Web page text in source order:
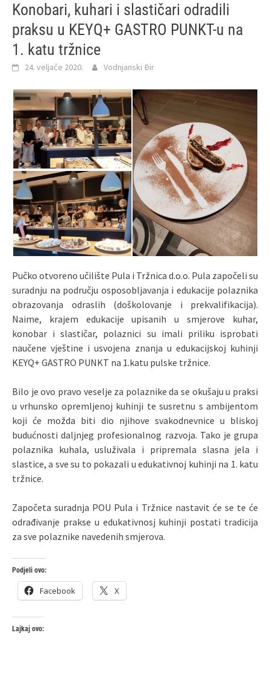
Konobari, kuhari i slastičari odradili
praksu u KEYQ+ GASTRO PUNKT-u na
1. katu tržnice
24. veljače 2020. Vodnjanski Đir
Pučko otvoreno učilište Pula i Tržnica d.o.o. Pula započeli su
suradnju na području osposobljavanja i edukacije polaznika
obrazovanja odraslih (doškolovanje i prekvalifikacija).
Naime, krajem edukacije upisanih u smjerove kuhar,
konobar i slastičar, polaznici su imali priliku isprobati
naučene vještine i usvojena znanja u edukacijskoj kuhinji
KEYQ+ GASTRO PUNKT na 1.katu pulske tržnice.
Bilo je ovo pravo veselje za polaznike da se okušaju u praksi
u vrhunsko opremljenoj kuhinji te susretnu s ambijentom
koji će možda biti dio njihove svakodnevnice u bliskoj
budućnosti daljnjeg profesionalnog razvoja. Tako je grupa
polaznika kuhala, usluživala i pripremala slasna jela i
slastice, a sve su to pokazali u edukativnoj kuhinji na 1. katu
tržnice.
Započeta suradnja POU Pula i Tržnice nastavit će se te će
odrađivanje prakse u edukativnosj kuhinji postati tradicija
za sve polaznike navedenih smjerova.
Podjeli ovo:
Facebook X
Lajkaj ovo: